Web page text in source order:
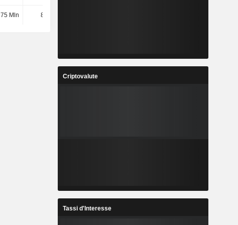
75 Mln 81 Mln
Criptovalute
Tassi d'Interesse